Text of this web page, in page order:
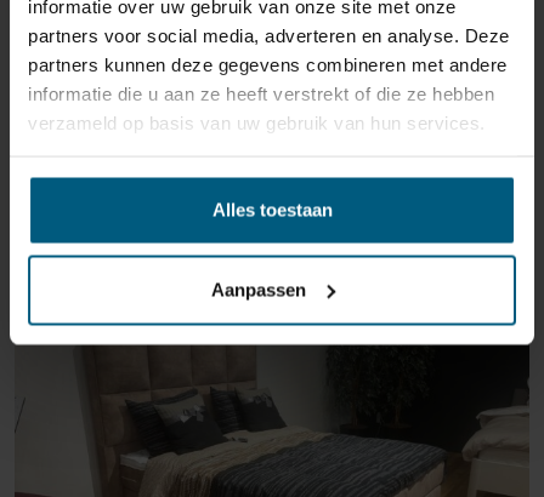
informatie over uw gebruik van onze site met onze
partners voor social media, adverteren en analyse. Deze
partners kunnen deze gegevens combineren met andere
informatie die u aan ze heeft verstrekt of die ze hebben
verzameld op basis van uw gebruik van hun services.
Alles toestaan
Aanpassen
ÄHNLICHE PRODUKTE
AUSSTELLUNGSRAUM MAASTRICHT